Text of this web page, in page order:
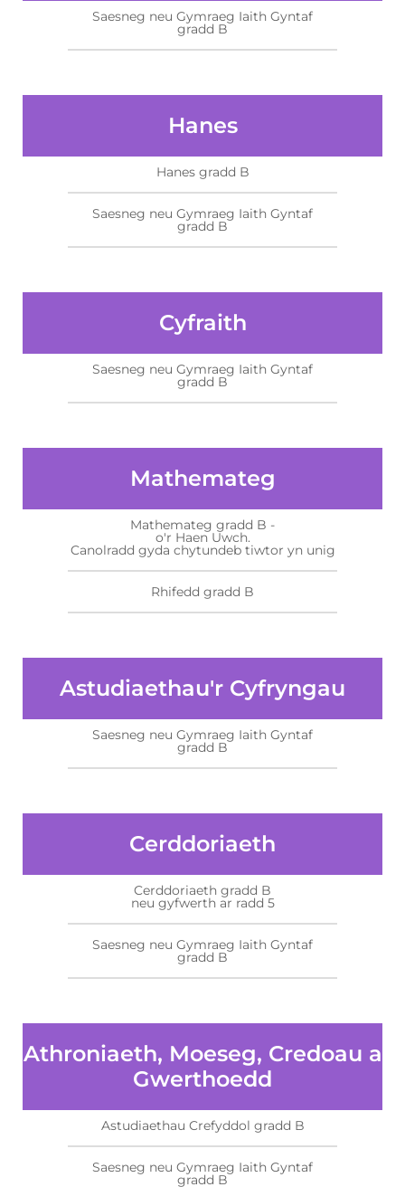
Saesneg neu Gymraeg Iaith Gyntaf
gradd B
Hanes
Hanes gradd B
Saesneg neu Gymraeg Iaith Gyntaf
gradd B
Cyfraith
Saesneg neu Gymraeg Iaith Gyntaf
gradd B
Mathemateg
Mathemateg gradd B -
o'r Haen Uwch.
Canolradd gyda chytundeb tiwtor yn unig
Rhifedd gradd B
Astudiaethau'r Cyfryngau
Saesneg neu Gymraeg Iaith Gyntaf
gradd B
Cerddoriaeth
Cerddoriaeth gradd B
neu gyfwerth ar radd 5
Saesneg neu Gymraeg Iaith Gyntaf
gradd B
Athroniaeth, Moeseg, Credoau a
Gwerthoedd
Astudiaethau Crefyddol gradd B
Saesneg neu Gymraeg Iaith Gyntaf
gradd B